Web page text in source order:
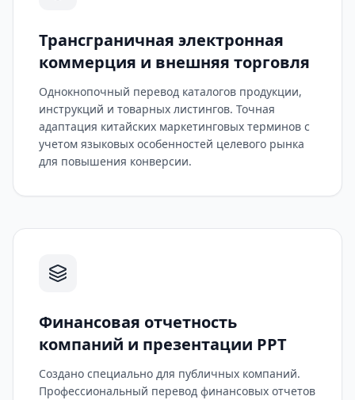
Трансграничная электронная
коммерция и внешняя торговля
Однокнопочный перевод каталогов продукции,
инструкций и товарных листингов. Точная
адаптация китайских маркетинговых терминов с
учетом языковых особенностей целевого рынка
для повышения конверсии.
Финансовая отчетность
компаний и презентации PPT
Создано специально для публичных компаний.
Профессиональный перевод финансовых отчетов